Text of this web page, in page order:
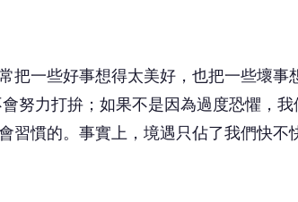
一些好事想得太美好，也把一些壞事
努力打拚；如果不是因為過度恐懼，我
習慣的。事實上，境遇只佔了我們快不